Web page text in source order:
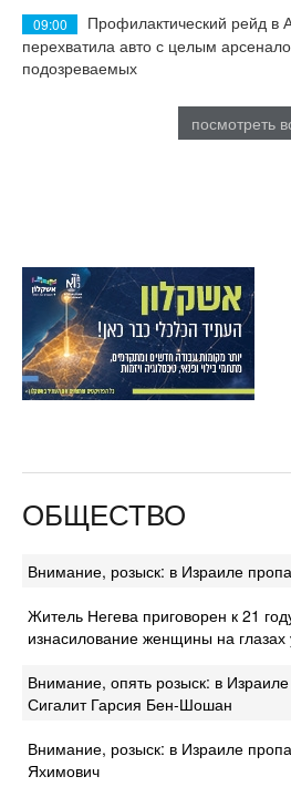
09:00
Профилактический рейд в
перехватила авто с целым
подозреваемых
посмотреть
ОБЩЕСТВО
Внимание, розыск: в Израиле
Житель Негева приговорен к 21
изнасилование женщины на глазах
Внимание, опять розыск: в
Сигалит Гарсия Бен-Шошан
Внимание, розыск: в Израиле
Яхимович